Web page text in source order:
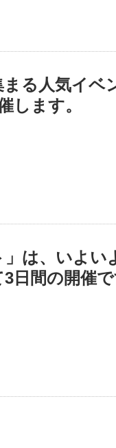
る人気イベ
します。
は、いよい
日間の開催で